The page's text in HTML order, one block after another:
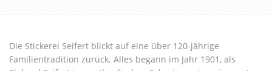
Die Stickerei Seifert blickt auf eine über 120-jährige
Familientradition zurück. Alles begann im Jahr 1901, als